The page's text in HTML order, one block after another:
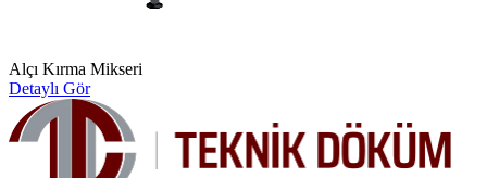
Alçı Kırma Mikseri
Detaylı Gör